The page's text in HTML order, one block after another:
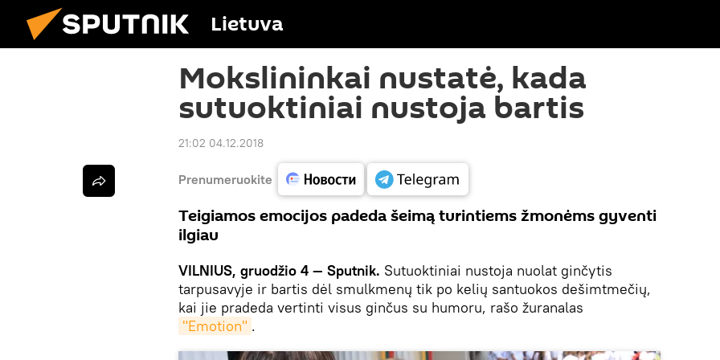
Lietuva
Mokslininkai nustatė, kada
sutuoktiniai nustoja bartis
21:02 04.12.2018
Prenumeruokite
Teigiamos emocijos padeda šeimą turintiems žmonėms gyventi
ilgiau
VILNIUS, gruodžio 4 — Sputnik. Sutuoktiniai nustoja nuolat ginčytis
tarpusavyje ir bartis dėl smulkmenų tik po kelių santuokos dešimtmečių,
kai jie pradeda vertinti visus ginčus su humoru, rašo žuranalas
"Emotion" .